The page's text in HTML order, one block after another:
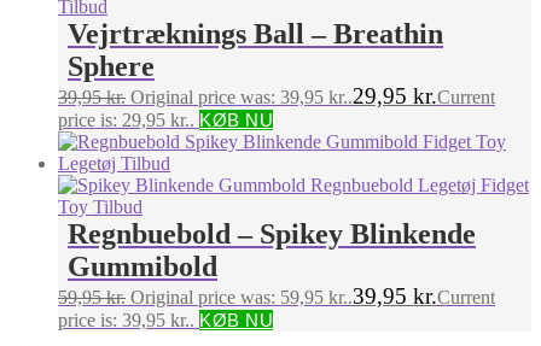
Vejrtræknings Ball – Breathin
Sphere
39,95kr. Original price was: 39,95 kr..29,95 kr.Current
price is: 29,95 kr.. KØB NU
Regnbuebold – Spikey Blinkende
Gummibold
59,95kr. Original price was: 59,95 kr..39,95 kr.Current
price is: 39,95 kr.. KØB NU